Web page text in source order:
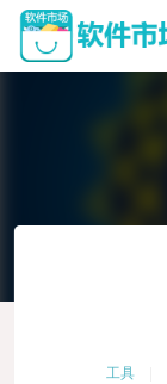
工具